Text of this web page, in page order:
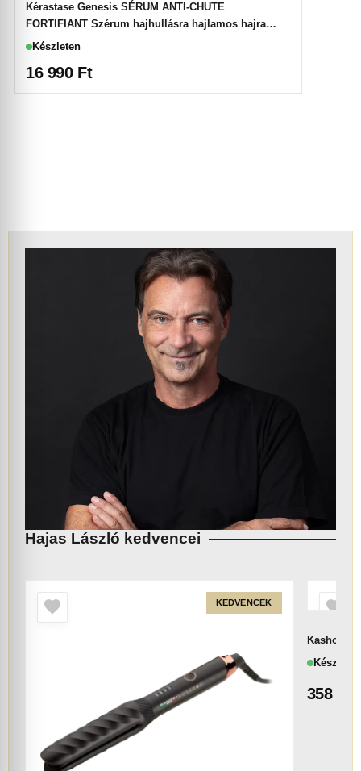
Kérastase Genesis SÉRUM ANTI-CHUTE
FORTIFIANT Szérum hajhullásra hajlamos hajra
90mlKészleten
16 990 Ft
Hajas László kedvencei
KEDVENCEK
Kasho
Készleten
358